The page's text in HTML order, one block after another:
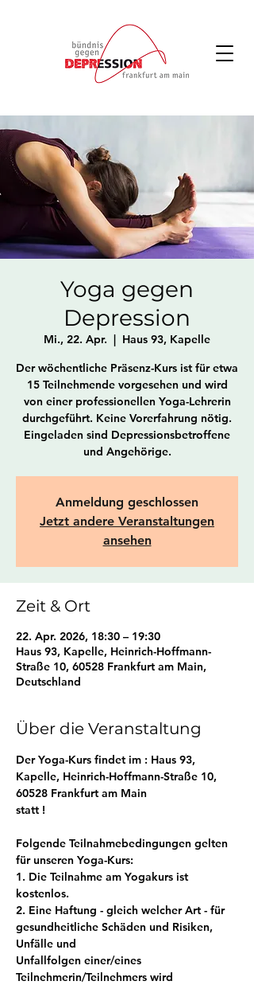
Yoga gegen
Depression
Mi., 22. Apr.
  |
Haus 93, Kapelle
Der wöchentliche Präsenz-Kurs ist für etwa
15 Teilnehmende vorgesehen und wird
von einer professionellen Yoga-Lehrerin
durchgeführt. Keine Vorerfahrung nötig.
Eingeladen sind Depressionsbetroffene
und Angehörige.
Anmeldung geschlossen
Jetzt andere Veranstaltungen
ansehen
Zeit & Ort
22. Apr. 2026, 18:30 – 19:30
Haus 93, Kapelle, Heinrich-Hoffmann-
Straße 10, 60528 Frankfurt am Main,
Deutschland
Über die Veranstaltung
Der Yoga-Kurs findet im : Haus 93,
Kapelle, Heinrich-Hoffmann-Straße 10,
60528 Frankfurt am Main
statt !
Folgende Teilnahmebedingungen gelten
für unseren Yoga-Kurs:
1. Die Teilnahme am Yogakurs ist
kostenlos.
2. Eine Haftung - gleich welcher Art - für
gesundheitliche Schäden und Risiken,
Unfälle und
Unfallfolgen einer/eines
Teilnehmerin/Teilnehmers wird